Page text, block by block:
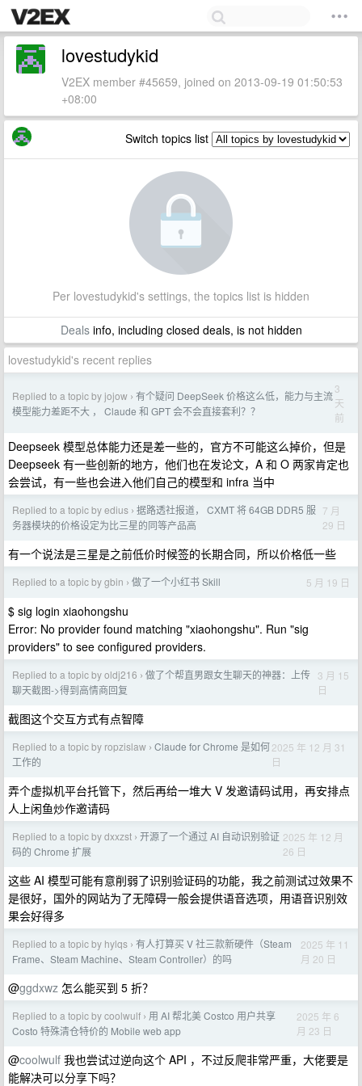
lovestudykid
V2EX member #45659, joined on 2013-09-19 01:50:53
+08:00
Switch topics list
Per lovestudykid's settings, the topics list is hidden
Dealsinfo, including closed deals, is not hidden
lovestudykid's recent replies
Replied to a topic by jojow › 有个疑问 DeepSeek 价格这么低，能力与主流
模型能力差距不大 ， Claude 和 GPT 会不会直接套利？？
3
天
前
Deepseek 模型总体能力还是差一些的，官方不可能这么掉价，但是
Deepseek 有一些创新的地方，他们也在发论文，A 和 O 两家肯定也
会尝试，有一些也会进入他们自己的模型和 infra 当中
Replied to a topic by edius › 据路透社报道， CXMT 将 64GB DDR5 服
务器模块的价格设定为比三星的同等产品高
7 月
29 日
有一个说法是三星是之前低价时候签的长期合同，所以价格低一些
Replied to a topic by gbin › 做了一个小红书 Skill 5 月 19 日
$ sig login xiaohongshu
Error: No provider found matching "xiaohongshu". Run "sig
providers" to see configured providers.
Replied to a topic by oldj216 › 做了个帮直男跟女生聊天的神器：上传
聊天截图->得到高情商回复
3 月 15
日
截图这个交互方式有点智障
Replied to a topic by ropzislaw › Claude for Chrome 是如何
工作的
2025 年 12 月 31
日
弄个虚拟机平台托管下，然后再给一堆大 V 发邀请码试用，再安排点
人上闲鱼炒作邀请码
Replied to a topic by dxxzst › 开源了一个通过 AI 自动识别验证
码的 Chrome 扩展
2025 年 12 月
26 日
这些 AI 模型可能有意削弱了识别验证码的功能，我之前测试过效果不
是很好，国外的网站为了无障碍一般会提供语音选项，用语音识别效
果会好得多
Replied to a topic by hylqs › 有人打算买 V 社三款新硬件（Steam
Frame、Steam Machine、Steam Controller）的吗
2025 年 11
月 20 日
@ggdxwz 怎么能买到 5 折？
Replied to a topic by coolwulf › 用 AI 帮北美 Costco 用户共享
Costo 特殊清仓特价的 Mobile web app
2025 年 6
月 23 日
@coolwulf 我也尝试过逆向这个 API ，不过反爬非常严重，大佬要是
能解决可以分享下吗？